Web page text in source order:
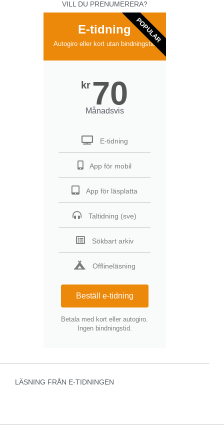
VILL DU PRENUMERERA?
E-tidning
Autogiro eller kort utan bindningstid
kr 70
Månadsvis
E-tidning
App för mobil
App för läsplatta
Taltidning (sve)
Sökbart arkiv
Offlineläsning
Beställ e-tidning
Betala med kort eller autogiro.
Ingen bindningstid.
POPULAR
LÄSNING FRÅN E-TIDNINGEN